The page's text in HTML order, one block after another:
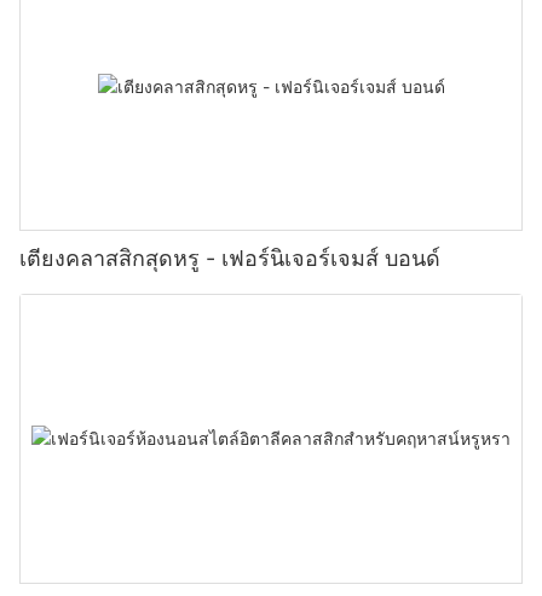
เตียงคลาสสิกสุดหรู - เฟอร์นิเจอร์เจมส์ บอนด์